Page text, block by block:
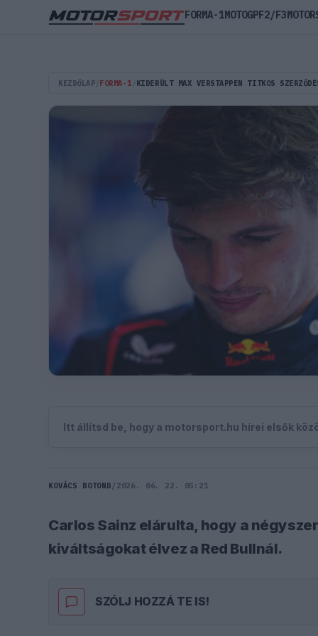
KEZDŐLAP FORMA-1 KIDERÜLT MAX VERSTAPPEN TITKOS
Itt állítsd be, hogy a motorsport.hu hírei elsők
KOVÁCS BOTOND / 2026. 06. 22. 05:21
Carlos Sainz elárulta, hogy a
kiváltságokat élvez a Red Bullnál.
SZÓLJ HOZZÁ TE IS!
FORMA-1MOTOGPF2/F3